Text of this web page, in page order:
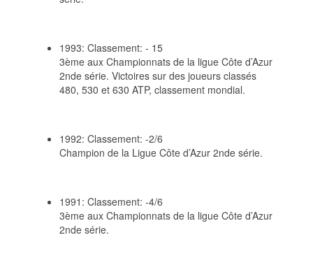
1993: Classement: - 15
3ème aux Championnats de la ligue Côte d’Azur
2nde série. Victoires sur des joueurs classés
480, 530 et 630 ATP, classement mondial.
1992: Classement: -2/6
Champion de la Ligue Côte d’Azur 2nde série.
1991: Classement: -4/6
3ème aux Championnats de la ligue Côte d’Azur
2nde série.